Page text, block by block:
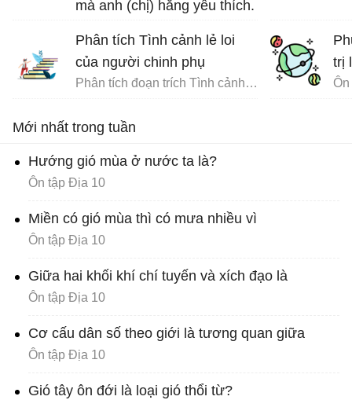
mà anh (chị) hằng yêu thích.
Phân tích Tình cảnh lẻ loi
của người chinh phụ
Phân tích đoạn trích Tình cảnh lẻ loi của người chinh phụ
trị
Mới nhất trong tuần
Hướng gió mùa ở nước ta là?
Ôn tập Địa 10
Miền có gió mùa thì có mưa nhiều vì
Ôn tập Địa 10
Giữa hai khối khí chí tuyến và xích đạo là
Ôn tập Địa 10
Cơ cấu dân số theo giới là tương quan giữa
Ôn tập Địa 10
Gió tây ôn đới là loại gió thổi từ?